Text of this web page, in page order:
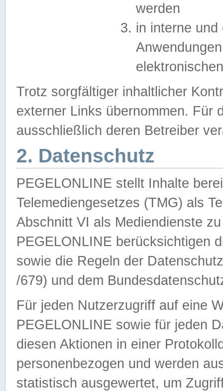
werden
in interne
Trotz sorgfältiger inhaltlicher
externer Links übernommen. Für
ausschließlich deren Betreiber
2. Datenschutz
PEGELONLINE stellt Inhalte
Telemediengesetzes (TMG) als
Abschnitt VI als Mediendienste
PEGELONLINE berücksichtigen
sowie die Regeln der
/679) und dem
Für jeden Nutzerzugriff auf eine
PEGELONLINE sowie für jeden
diesen Aktionen in einer
personenbezogen und werden
statistisch ausgewertet, um